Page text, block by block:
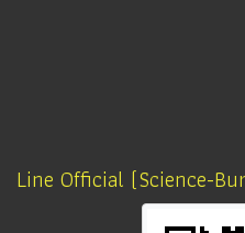
Line Official (Science-